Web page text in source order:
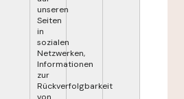
unseren
Seiten
in
sozialen
Netzwerken,
Informationen
zur
Rückverfolgbarkeit